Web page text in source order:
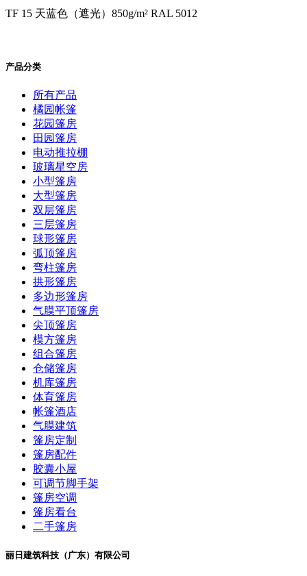
TF 15 天蓝色（遮光）850g/m² RAL 5012
产品分类
所有产品
橘园帐篷
花园篷房
田园篷房
电动推拉棚
玻璃星空房
小型篷房
大型篷房
双层篷房
三层篷房
球形篷房
弧顶篷房
弯柱篷房
拱形篷房
多边形篷房
气膜平顶篷房
尖顶篷房
模方篷房
组合篷房
仓储篷房
机库篷房
体育篷房
帐篷酒店
气膜建筑
篷房定制
篷房配件
胶囊小屋
可调节脚手架
篷房空调
篷房看台
二手篷房
丽日建筑科技（广东）有限公司